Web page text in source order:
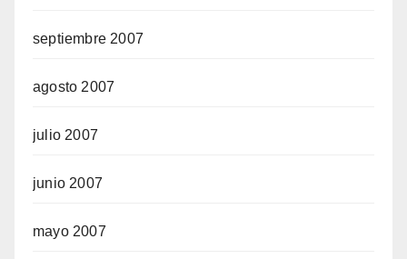
septiembre 2007
agosto 2007
julio 2007
junio 2007
mayo 2007